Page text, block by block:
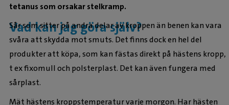
tetanus som orsakar stelkramp.
Vad kan jag göra själv?
Sår som sitter på andra delar av kroppen än benen kan vara
svåra att skydda mot smuts. Det finns dock en hel del
produkter att köpa, som kan fästas direkt på hästens kropp,
t ex fixomull och polsterplast. Det kan även fungera med
sårplast.
Mät hästens kroppstemperatur varje morgon. Har hästen